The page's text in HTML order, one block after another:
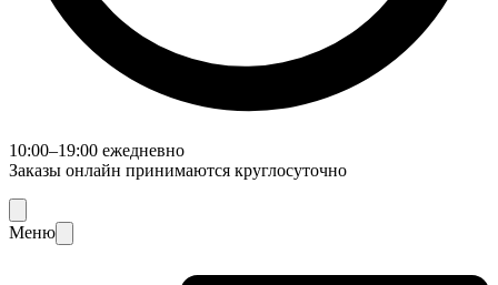
10:00–19:00 ежедневно
Заказы онлайн принимаются круглосуточно
Меню